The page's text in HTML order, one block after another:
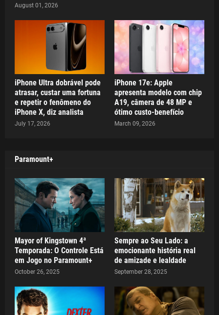
August 01, 2026
iPhone Ultra dobrável pode
atrasar, custar uma fortuna
e repetir o fenômeno do
iPhone X, diz analista
July 17, 2026
iPhone 17e: Apple
apresenta modelo com chip
A19, câmera de 48 MP e
ótimo custo-benefício
March 09, 2026
Paramount+
Mayor of Kingstown 4ª
Temporada: O Controle Está
em Jogo no Paramount+
October 26, 2025
Sempre ao Seu Lado: a
emocionante história real
de amizade e lealdade
September 28, 2025